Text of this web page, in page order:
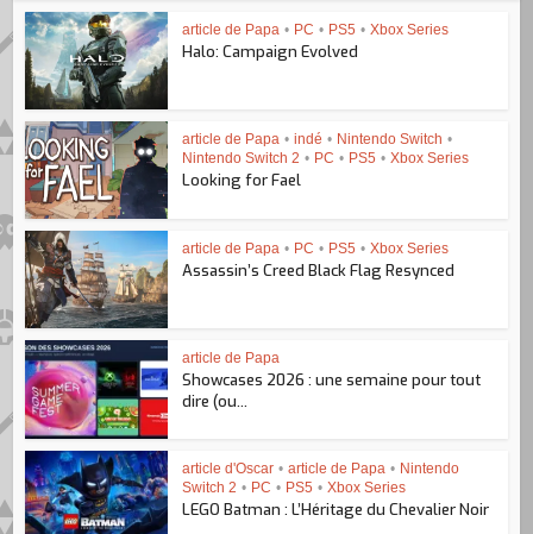
article de Papa • PC • PS5 • Xbox Series
Halo: Campaign Evolved
article de Papa • indé • Nintendo Switch •
Nintendo Switch 2 • PC • PS5 • Xbox Series
Looking for Fael
article de Papa • PC • PS5 • Xbox Series
Assassin’s Creed Black Flag Resynced
article de Papa
Showcases 2026 : une semaine pour tout
dire (ou...
article d'Oscar • article de Papa • Nintendo
Switch 2 • PC • PS5 • Xbox Series
LEGO Batman : L’Héritage du Chevalier Noir